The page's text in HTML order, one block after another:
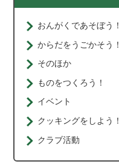
おんがくであそぼう！
からだをうごかそう！
そのほか
ものをつくろう！
イベント
クッキングをしよう！
クラブ活動